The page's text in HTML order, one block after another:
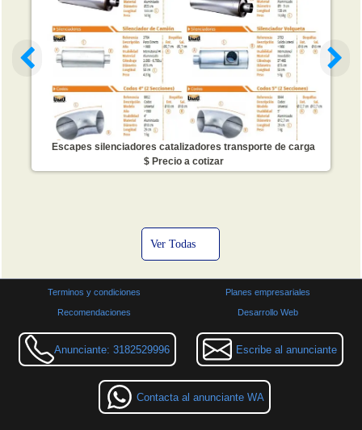
Escapes silenciadores catalizadores transporte de carga
$ Precio a cotizar
Ver Todas
Terminos y condiciones
Recomendaciones
Planes empresariales
Desarrollo Web
Anunciante: 3182529996 Escribe al anunciante
Contacta al anunciante WA